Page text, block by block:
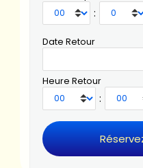
:
Date Retour
Heure Retour
: